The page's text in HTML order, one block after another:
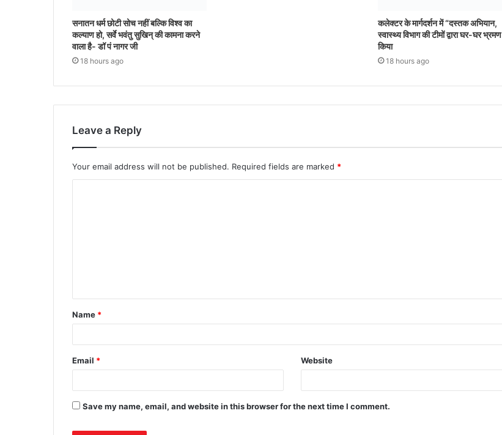
सनातन धर्म छोटी सोच नहीं बल्कि विश्व का
कल्याण हो, सर्वे भवंतु सुखिन् की कामना करने
वाला है- डॉ पं नागर जी
18 hours ago
कलेक्टर के मार्गदर्शन में “दस्तक अभियान,‌
स्वास्थ्य विभाग की टीमों द्वारा घर-घर भ्रमण
किया
18 hours ago
Leave a Reply
Your email address will not be published. Required fields are marked *
Name *
Email * Website
Save my name, email, and website in this browser for the next time I comment.